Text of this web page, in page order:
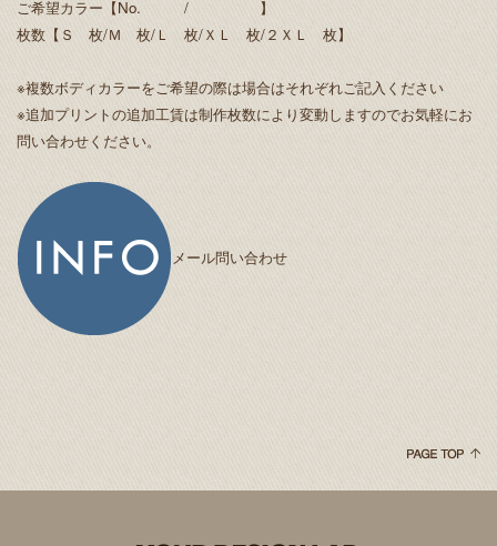
ご希望カラー【No. / 】
枚数【Ｓ 枚/Ｍ 枚/Ｌ 枚/ＸＬ 枚/２ＸＬ 枚】
※複数ボディカラーをご希望の際は場合はそれぞれご記入ください
※追加プリントの追加工賃は制作枚数により変動しますのでお気軽にお
問い合わせください。
メール問い合わせ